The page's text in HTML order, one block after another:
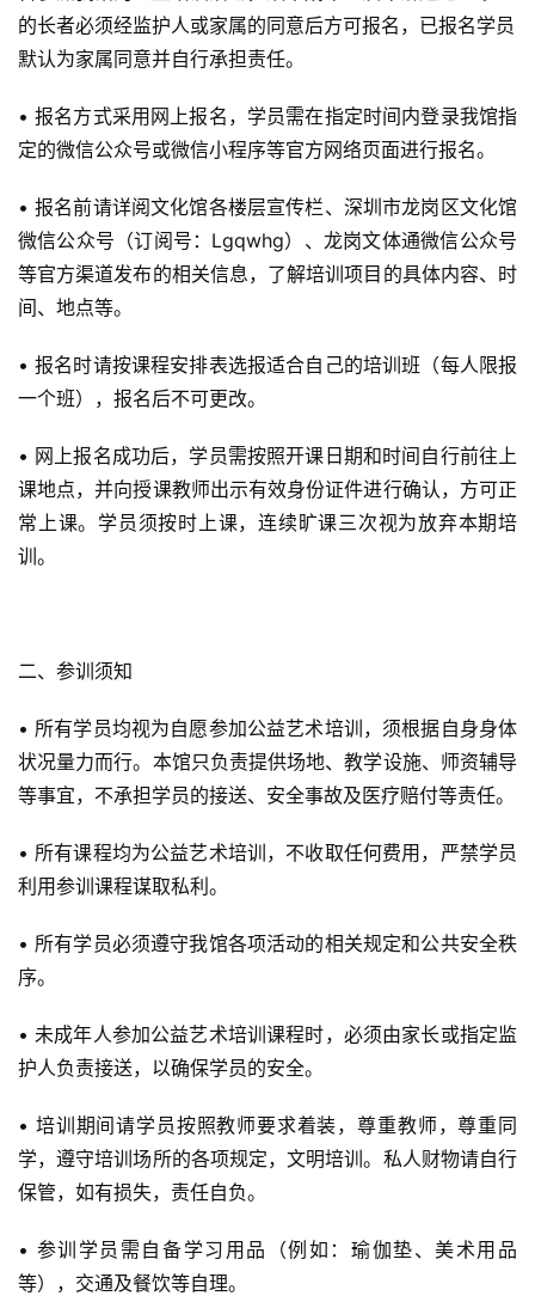
特价门票
的长者必须经监护人或家属的同意后方可报名，已报名学员
默认为家属同意并自行承担责任。
• 报名方式采用网上报名，学员需在指定时间内登录我馆指
定的微信公众号或微信小程序等官方网络页面进行报名。
• 报名前请详阅文化馆各楼层宣传栏、深圳市龙岗区文化馆
微信公众号（订阅号：Lgqwhg）、龙岗文体通微信公众号
等官方渠道发布的相关信息，了解培训项目的具体内容、时
间、地点等。
• 报名时请按课程安排表选报适合自己的培训班（每人限报
一个班），报名后不可更改。
• 网上报名成功后，学员需按照开课日期和时间自行前往上
课地点，并向授课教师出示有效身份证件进行确认，方可正
常上课。学员须按时上课，连续旷课三次视为放弃本期培
训。
二、参训须知
• 所有学员均视为自愿参加公益艺术培训，须根据自身身体
状况量力而行。本馆只负责提供场地、教学设施、师资辅导
等事宜，不承担学员的接送、安全事故及医疗赔付等责任。
• 所有课程均为公益艺术培训，不收取任何费用，严禁学员
利用参训课程谋取私利。
• 所有学员必须遵守我馆各项活动的相关规定和公共安全秩
序。
• 未成年人参加公益艺术培训课程时，必须由家长或指定监
护人负责接送，以确保学员的安全。
• 培训期间请学员按照教师要求着装，尊重教师，尊重同
学，遵守培训场所的各项规定，文明培训。私人财物请自行
保管，如有损失，责任自负。
• 参训学员需自备学习用品（例如：瑜伽垫、美术用品
等），交通及餐饮等自理。